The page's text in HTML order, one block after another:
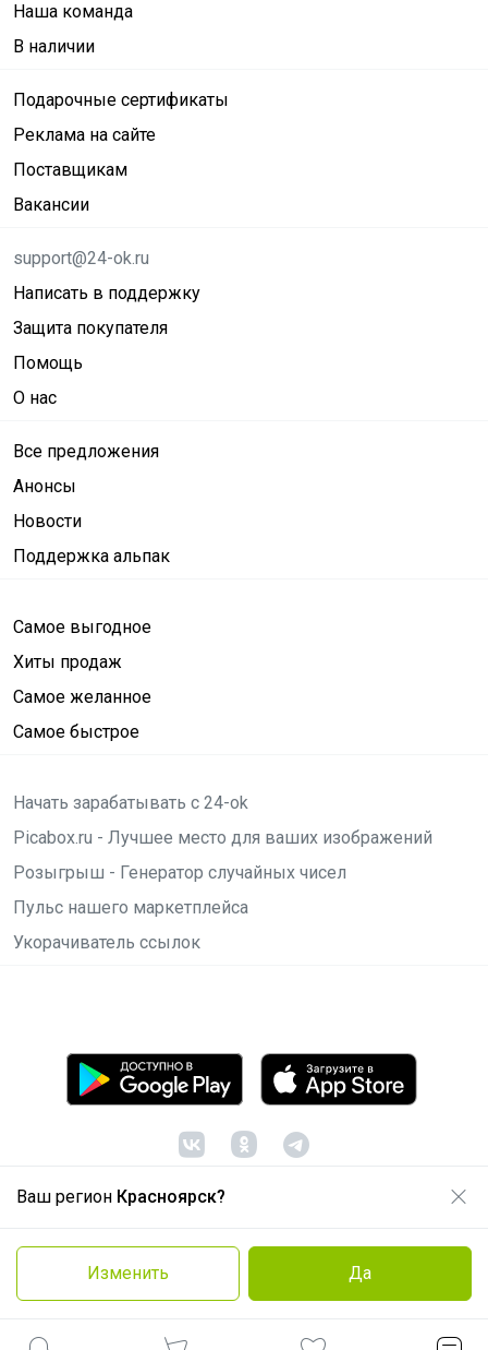
Ваш регион Красноярск?
Изменить Да
Наша команда
В наличии
Подарочные сертификаты
Реклама на сайте
Поставщикам
Вакансии
support@24-ok.ru
Написать в поддержку
Защита покупателя
Помощь
О нас
Все предложения
Анонсы
Новости
Поддержка альпак
Самое выгодное
Хиты продаж
Самое желанное
Самое быстрое
Начать зарабатывать с 24-ok
Picabox.ru - Лучшее место для ваших изображений
Розыгрыш - Генератор случайных чисел
Пульс нашего маркетплейса
Укорачиватель ссылок
© ООО "Лявита", ОГРН 1122468054070, 2012 -2026
Политика конфиденциальности
Cоглашение пользователя